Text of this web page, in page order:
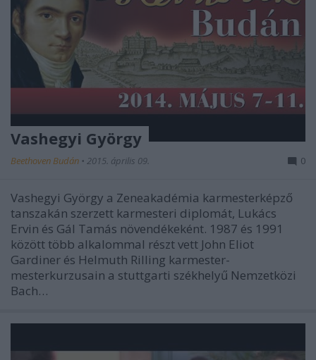
Vashegyi György
Beethoven Budán • 2015. április 09. 0
Vashegyi György a Zeneakadémia karmesterképző
tanszakán szerzett karmesteri diplomát, Lukács
Ervin és Gál Tamás növendékeként. 1987 és 1991
között több alkalommal részt vett John Eliot
Gardiner és Helmuth Rilling karmester-
mesterkurzusain a stuttgarti székhelyű Nemzetközi
Bach…